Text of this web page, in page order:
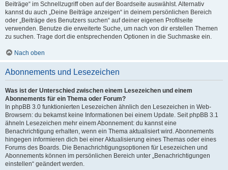
Beiträge“ im Schnellzugriff oben auf der Boardseite auswählst. Alternativ
kannst du auch „Deine Beiträge anzeigen“ in deinem persönlichen Bereich
oder „Beiträge des Benutzers suchen“ auf deiner eigenen Profilseite
verwenden. Benutze die erweiterte Suche, um nach von dir erstellen Themen
zu suchen. Trage dort die entsprechenden Optionen in die Suchmaske ein.
Nach oben
Abonnements und Lesezeichen
Was ist der Unterschied zwischen einem Lesezeichen und einem
Abonnements für ein Thema oder Forum?
In phpBB 3.0 funktionierten Lesezeichen ähnlich den Lesezeichen in Web-
Browsern: du bekamst keine Informationen bei einem Update. Seit phpBB 3.1
ähneln Lesezeichen mehr einem Abonnement: du kannst eine
Benachrichtigung erhalten, wenn ein Thema aktualisiert wird. Abonnements
hingegen informieren dich bei einer Aktualisierung eines Themas oder eines
Forums des Boards. Die Benachrichtigungsoptionen für Lesezeichen und
Abonnements können im persönlichen Bereich unter „Benachrichtigungen
einstellen“ geändert werden.